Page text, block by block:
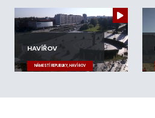
HAVÍŘOV
NÁMĚSTÍ REPUBLIKY, HAVÍŘOV